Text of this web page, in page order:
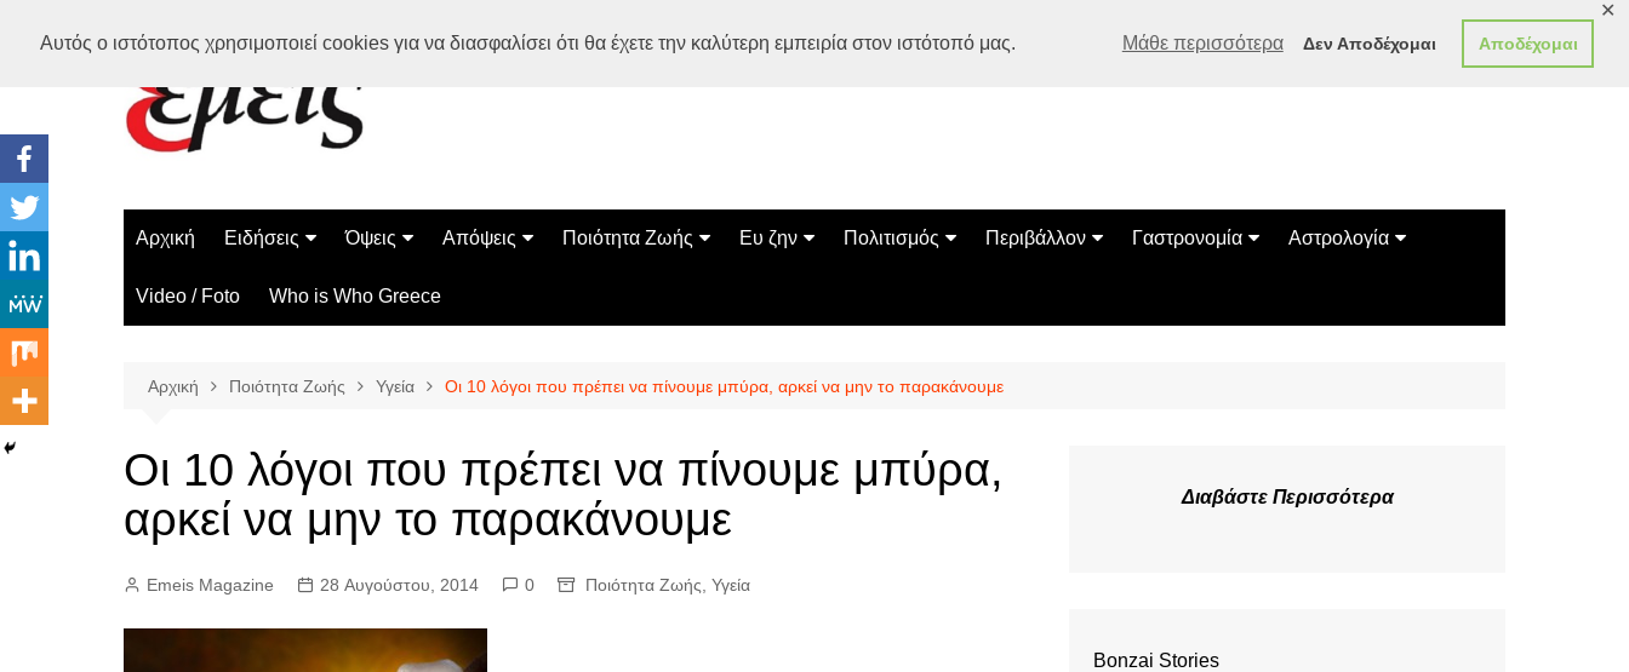
Αυτός ο ιστότοπος χρησιμοποιεί cookies για να διασφαλίσει ότι θα έχετε την καλύτερη εμπειρία στον ιστότοπό μας. Μάθε περισσότερα Δεν Αποδέχομαι Αποδέχομαι
✕
Αρχική Ειδήσεις
Ελλάδα
Διεθνή
Όψεις
Διάστημα
Επιστήμη
Απόψεις
Αρθρογραφία
Ποιότητα Ζωής
Ασκηση
Ευ ζην
Αυτοβελτίωση
Πολιτισμός
Εκδηλώσεις
Αρχιτεκτονική
Bonsai Stories
Περιβάλλον
Οικολογία
Γαστρονομία
Συνταγές
Αστρολογία
Κινέζικο Ωροσκόπιο
Video / Foto Who is Who Greece
Αρχική Ποιότητα Ζωής Υγεία Οι 10 λόγοι που πρέπει να πίνουμε μπύρα, αρκεί να μην το παρακάνουμε
Οι 10 λόγοι που πρέπει να πίνουμε μπύρα,
αρκεί να μην το παρακάνουμε
Emeis Magazine 28 Αυγούστου, 2014 0 Ποιότητα Ζωής Υγεία
Διαβάστε Περισσότερα
Bonzai Stories